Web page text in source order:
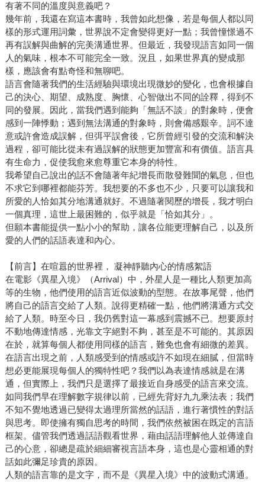
有著不同的溫度與意義吧？
幾年前，我還在寫這本書時，我曾如此想像，若是每個人都以同
樣的形式運用詞彙，世界說不定會變得更好一點；我曾憧憬過不
再有誤解與曲解的完美溝通世界。但最近，我發現語言如同一個
人的氣味，根本不可能完全一致。況且，如果世界真的變成那
樣，應該會有點奇怪和無聊吧。
語言會隨著我們的生活經驗與環境出現微妙的變化，也會根據自
己的決心、期望、成熟度、胸懷、心智做出不同的詮釋，得到不
同的發展。因此，當我們遇到能夠「無話不談」的對象時，便會
感到一陣悸動；遇到無法溝通的對象時，則會備感艱辛。詞不達
意或許會造成誤解，但弭平誤會後，它所曾經引發的交流和解決
過程，卻可能比從未有過誤解的狀態更加豐富和有價值。語言具
有生命力，促使我愈來愈尊重它本身的特性。
我希望自己說出的話不會隨著年紀增長而散發難聞的氣息，但也
不求它到哪裡都能芬芳。我想要的不多也不少，只要可以讓我和
所愛的人恰如其分地溝通就好。不過隨著閱歷的增長，我才明白
一個真理，這世上最困難的，似乎就是「恰如其分」。
但願本書能提供一點小小的幫助，讓各位能更理解自己，以及所
愛的人們的話語表達和內心。
【前言】在喧囂的世界裡， 凝神靜聽內心的情感絮語
在電影《異星入境》（Arrival）中，外星人是一種比人類更加高
等的生物，他們使用的語言近似波動的型態。在故事尾聲，他們
將自己的語言交給了人類。說得更精確一點，他們將溝通方式交
給了人類。時至今日，我仍舊對這一幕感到震撼不已。想要原封
不動地傳達情感，光靠文字絕對不夠，甚至是不可能的。其原因
在於，就算每個人都使用同樣的語言，難免也會有細微的差異。
在語言出現之前，人類感受到的情感或許不如現在細膩，但當時
想必更能展現每個人的獨特性吧？我們以為表達情感就是在溝
通，但實際上，我們只是選擇了最接近自身感受的語言來交流。
如同我們早在理解數字規律以前，已經先背好九九乘法表；我們
不知不覺地透過已變得太過理所當然的話語，進行著慣性的對話
與思考。即使擁有獨自思考的時間，我們依然被困在既定的言語
框架。儘管我們透過話語觀看世界，藉由話語理解他人並傳達自
己的心意，卻總是疏於細細審視言語本身，這也是心靈相通的對
話如此彌足珍貴的原因。
人類的語言靠的是文字，而不是《異星入境》中的波動式溝通。